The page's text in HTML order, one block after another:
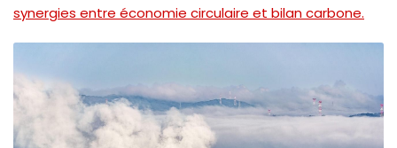
synergies entre économie circulaire et bilan carbone.